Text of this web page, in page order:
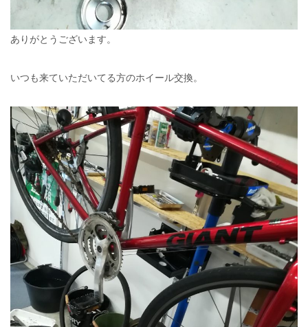
ありがとうございます。
いつも来ていただいてる方のホイール交換。